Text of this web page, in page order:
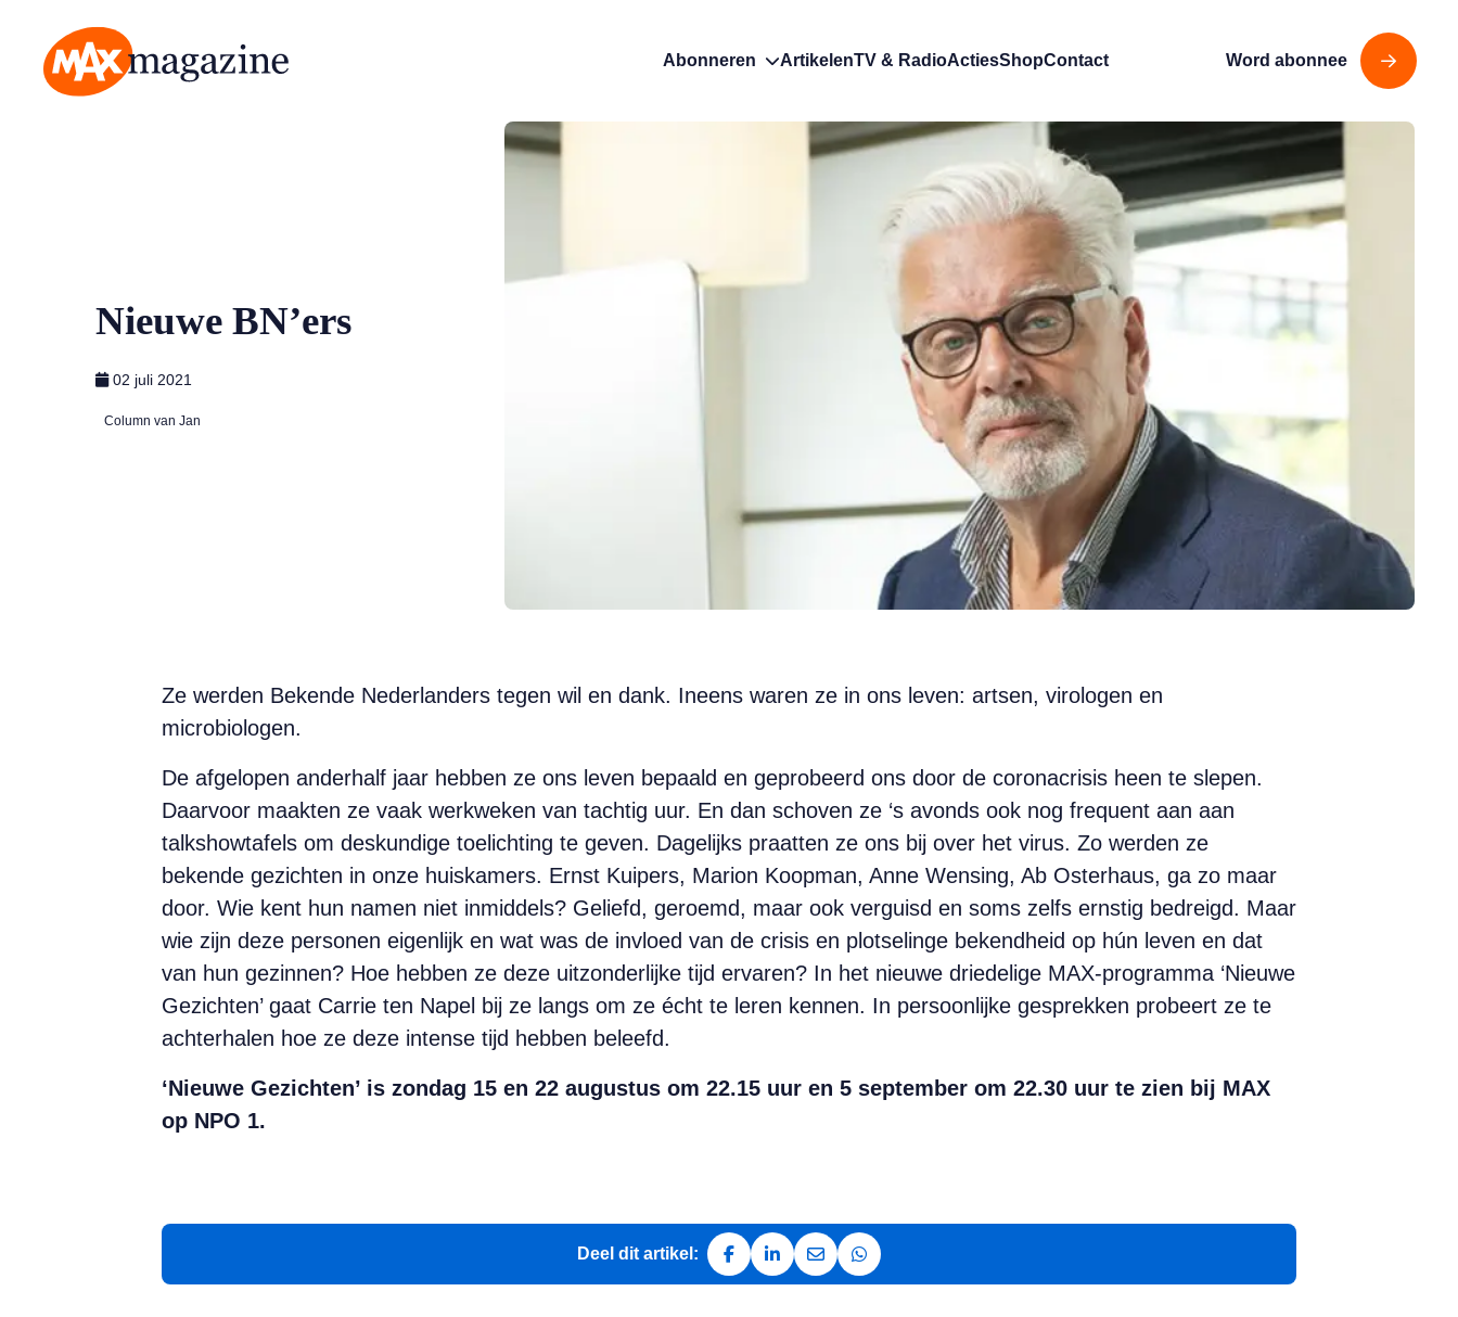
Abonneren ArtikelenTV & RadioActiesShopContact Word abonnee
Nieuwe BN’ers
02 juli 2021
Column van Jan
Ze werden Bekende Nederlanders tegen wil en dank. Ineens waren ze in ons leven: artsen, virologen en
microbiologen.
De afgelopen anderhalf jaar hebben ze ons leven bepaald en geprobeerd ons door de coronacrisis heen te slepen.
Daarvoor maakten ze vaak werkweken van tachtig uur. En dan schoven ze ‘s avonds ook nog frequent aan aan
talkshowtafels om deskundige toelichting te geven. Dagelijks praatten ze ons bij over het virus. Zo werden ze
bekende gezichten in onze huiskamers. Ernst Kuipers, Marion Koopman, Anne Wensing, Ab Osterhaus, ga zo maar
door. Wie kent hun namen niet inmiddels? Geliefd, geroemd, maar ook verguisd en soms zelfs ernstig bedreigd. Maar
wie zijn deze personen eigenlijk en wat was de invloed van de crisis en plotselinge bekendheid op hún leven en dat
van hun gezinnen? Hoe hebben ze deze uitzonderlijke tijd ervaren? In het nieuwe driedelige MAX-programma ‘Nieuwe
Gezichten’ gaat Carrie ten Napel bij ze langs om ze écht te leren kennen. In persoonlijke gesprekken probeert ze te
achterhalen hoe ze deze intense tijd hebben beleefd.
‘Nieuwe Gezichten’ is zondag 15 en 22 augustus om 22.15 uur en 5 september om 22.30 uur te zien bij MAX
op NPO 1.
Deel dit artikel:
Deel op Facebook
Deel op LinkedIn
Deel via e-mail
Deel via WhatsApp